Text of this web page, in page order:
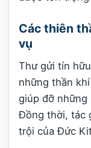
Các thiên
vụ
Thư gửi tín
những thần
giúp đỡ những
Đồng thời, tác
trội của Đức